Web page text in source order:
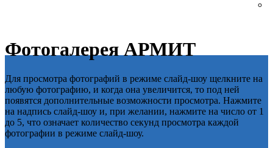
Фотогалерея АРМИТ
Для просмотра фотографий в режиме слайд-шоу щелкните на
любую фотографию, и когда она увеличится, то под ней
появятся дополнительные возможности просмотра. Нажмите
на надпись слайд-шоу и, при желании, нажмите на число от 1
до 5, что означает количество секунд просмотра каждой
фотографии в режиме слайд-шоу.